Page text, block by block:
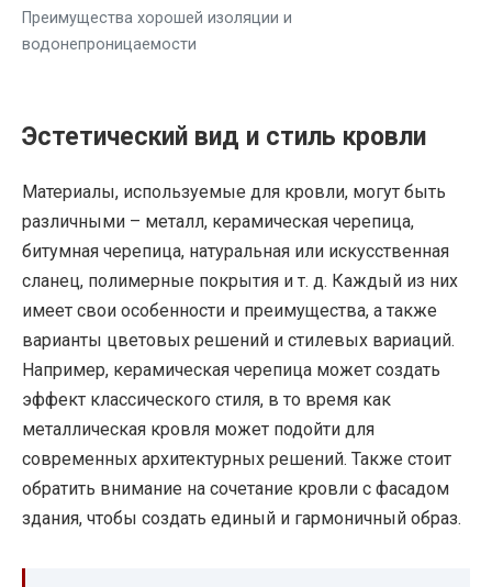
Преимущества хорошей изоляции и
водонепроницаемости
Эстетический вид и стиль кровли
Материалы, используемые для кровли, могут быть
различными – металл, керамическая черепица,
битумная черепица, натуральная или искусственная
сланец, полимерные покрытия и т. д. Каждый из них
имеет свои особенности и преимущества, а также
варианты цветовых решений и стилевых вариаций.
Например, керамическая черепица может создать
эффект классического стиля, в то время как
металлическая кровля может подойти для
современных архитектурных решений. Также стоит
обратить внимание на сочетание кровли с фасадом
здания, чтобы создать единый и гармоничный образ.